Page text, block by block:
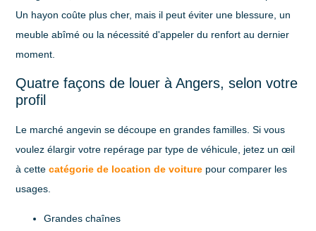
Un hayon coûte plus cher, mais il peut éviter une blessure, un
meuble abîmé ou la nécessité d'appeler du renfort au dernier
moment.
Quatre façons de louer à Angers, selon votre
profil
Le marché angevin se découpe en grandes familles. Si vous
voulez élargir votre repérage par type de véhicule, jetez un œil
à cettecatégorie de location de voiture pour comparer les
usages.
Grandes chaînes